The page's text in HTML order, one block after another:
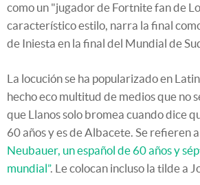
como un "jugador de Fortnite fan de
característico estilo, narra la final
de Iniesta en la final del Mundial de
La locución se ha popularizado en
hecho eco multitud de medios que no
que Llanos solo bromea cuando dice
60 años y es de Albacete. Se refieren
Neubauer, un español de 60 años y
mundial”. Le colocan incluso la tilde a